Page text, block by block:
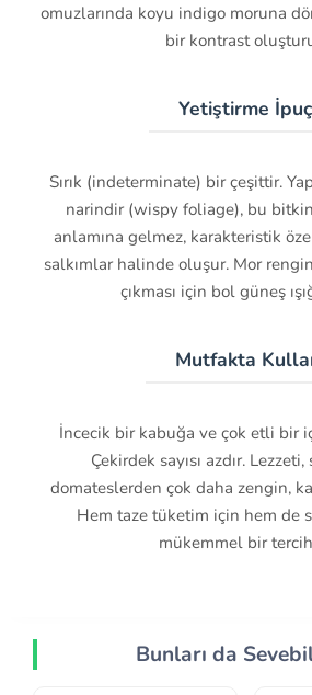
omuzlarında koyu indigo moruna
bir kontrast
🌱 Yetiştirme
Sırık (indeterminate) bir çeşittir.
narindir (wispy foliage), bu
anlamına gelmez, karakteristik
salkımlar halinde oluşur. Mor
çıkması için bol güneş
🍽️ Mutfakta
İncecik bir kabuğa ve çok etli bir
Çekirdek sayısı azdır.
domateslerden çok daha zengin,
Hem taze tüketim için hem de
mükemmel bir
Bunları da